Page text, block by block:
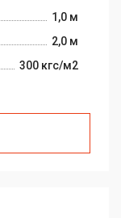
1,0 м
2,0 м
300 кгс/м2